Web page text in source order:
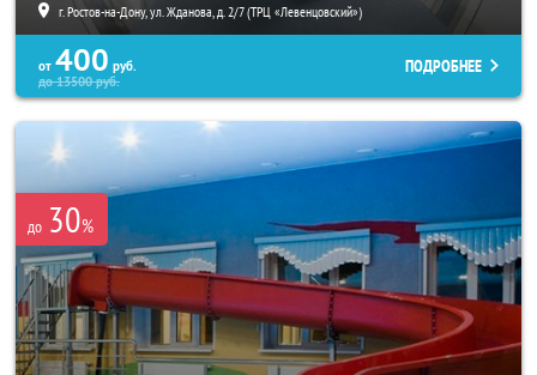
г. Ростов-на-Дону, ул. Жданова, д. 2/7 (ТРЦ «Левенцовский»)
от 400 руб.
до13500руб.
ПОДРОБНЕЕ
до 30%